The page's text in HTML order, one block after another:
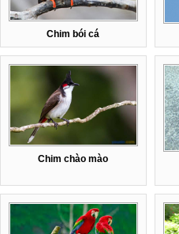
Chim bói cá
Chim chào mào